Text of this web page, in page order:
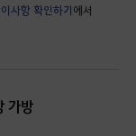
사항 확인하기에서
가방